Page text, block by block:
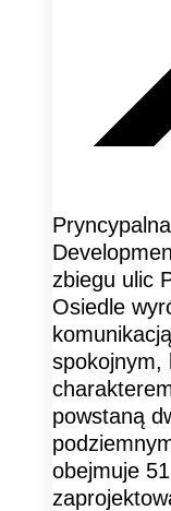
zbiegu ulic
Osiedle
spokojnym,
powstaną
obejmuje